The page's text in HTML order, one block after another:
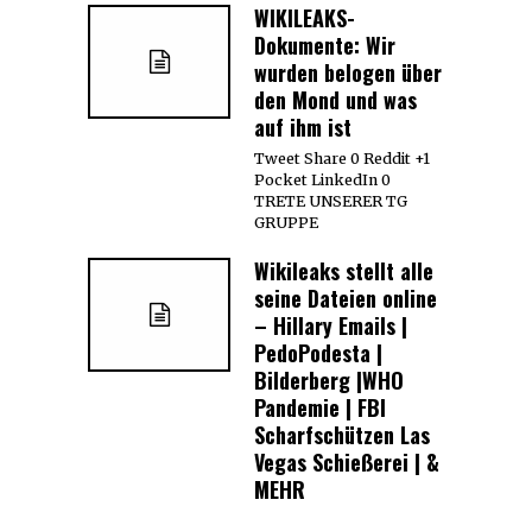
WIKILEAKS-
Dokumente: Wir
wurden belogen über
den Mond und was
auf ihm ist
Tweet Share 0 Reddit +1
Pocket LinkedIn 0
TRETE UNSERER TG
GRUPPE
Wikileaks stellt alle
seine Dateien online
– Hillary Emails |
PedoPodesta |
Bilderberg |WHO
Pandemie | FBI
Scharfschützen Las
Vegas Schießerei | &
MEHR